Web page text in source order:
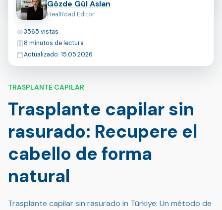
TRASPLANTE CAPILAR
Trasplante capilar sin
rasurado: Recupere el
cabello de forma
natural
Trasplante capilar sin rasurado in Türkiye: Un método de
Gözde Gül Aslan
HealRoad Editor
Vistas
3565 vistas
Tiempo de lectura
8 minutos de lectura
Última actualización
Actualizado: 15.05.2026